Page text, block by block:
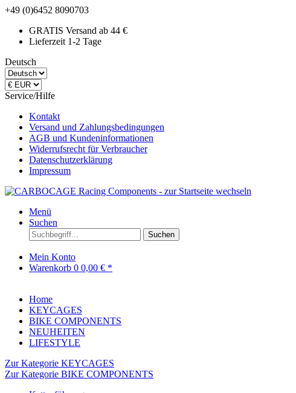
+49 (0)6452 8090703
GRATIS Versand ab 44 €
Lieferzeit 1-2 Tage
Deutsch
Service/Hilfe
Kontakt
Versand und Zahlungsbedingungen
AGB und Kundeninformationen
Widerrufsrecht für Verbraucher
Datenschutzerklärung
Impressum
Menü
Suchen
Suchen
Mein Konto
Warenkorb 0 0,00 € *
Home
KEYCAGES
BIKE COMPONENTS
NEUHEITEN
LIFESTYLE
Zur Kategorie KEYCAGES
Zur Kategorie BIKE COMPONENTS